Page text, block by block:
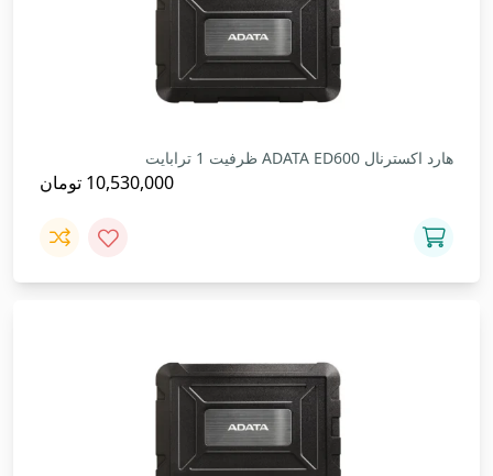
هارد اکسترنال ADATA ED600 ظرفیت 1 ترابایت
10,530,000 تومان